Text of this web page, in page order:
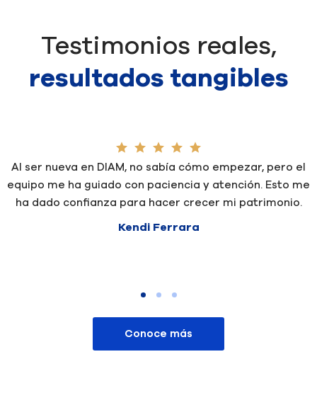
Testimonios reales,
resultados tangibles
Al ser nueva en DIAM, no sabía cómo empezar, pero el
equipo me ha guiado con paciencia y atención. Esto me
ha dado confianza para hacer crecer mi patrimonio.
Kendi Ferrara
Conoce más